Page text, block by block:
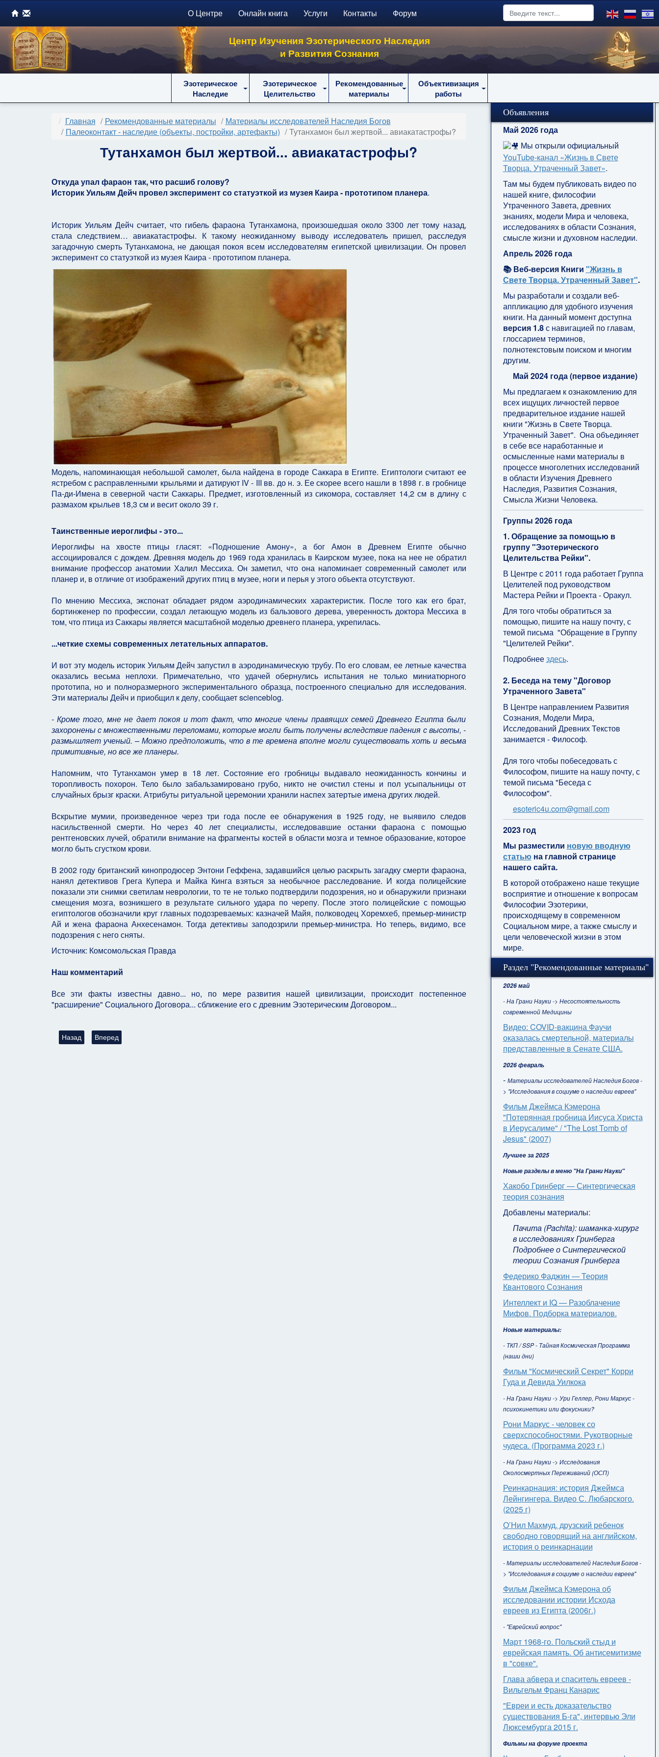
О Центре Онлайн книга Услуги Контакты Форум
Центр Изучения Эзотерического Наследия
и Развития Сознания
Эзотерическое
Наследие
Эзотерическое
Целительство
Рекомендованные
материалы
Объективизация
работы
Главная Рекомендованные материалы
Материалы исследователей Наследия Богов
Палеоконтакт - наследие (объекты, постройки, артефакты)
Тутанхамон был жертвой... авиакатастрофы?
Тутанхамон был жертвой... авиакатастрофы?
Откуда упал фараон так, что расшиб голову?
Историк Уильям Дейч провел эксперимент со статуэткой из музея Каира - прототипом планера.
Историк Уильям Дейч считает, что гибель фараона Тутанхамона, произошедшая около 3300 лет тому назад,
стала следствием… авиакатастрофы. К такому неожиданному выводу исследователь пришел, расследуя
загадочную смерть Тутанхамона, не дающая покоя всем исследователям египетской цивилизации. Он провел
эксперимент со статуэткой из музея Каира - прототипом планера.
Модель, напоминающая небольшой самолет, была найдена в городе Саккара в Египте. Египтологи считают ее
ястребом с расправленными крыльями и датируют IV - III вв. до н. э. Ее скорее всего нашли в 1898 г. в гробнице
Па-ди-Имена в северной части Саккары. Предмет, изготовленный из сикомора, составляет 14,2 см в длину с
размахом крыльев 18,3 см и весит около 39 г.
Таинственные иероглифы - это...
Иероглифы на хвосте птицы гласят: «Подношение Амону», а бог Амон в Древнем Египте обычно
ассоциировался с дождем. Древняя модель до 1969 года хранилась в Каирском музее, пока на нее не обратил
внимание профессор анатомии Халил Мессиха. Он заметил, что она напоминает современный самолет или
планер и, в отличие от изображений других птиц в музее, ноги и перья у этого объекта отсутствуют.
По мнению Мессиха, экспонат обладает рядом аэродинамических характеристик. После того как его брат,
бортинженер по профессии, создал летающую модель из бальзового дерева, уверенность доктора Мессиха в
том, что птица из Саккары является масштабной моделью древнего планера, укрепилась.
...четкие схемы современных летательных аппаратов.
И вот эту модель историк Уильям Дейч запустил в аэродинамическую трубу. По его словам, ее летные качества
оказались весьма неплохи. Примечательно, что удачей обернулись испытания не только миниатюрного
прототипа, но и полноразмерного экспериментального образца, построенного специально для исследования.
Эти материалы Дейч и приобщил к делу, сообщает scienceblog.
- Кроме того, мне не дает покоя и тот факт, что многие члены правящих семей Древнего Египта были
захоронены с множественными переломами, которые могли быть получены вследствие падения с высоты, -
размышляет ученый. – Можно предположить, что в те времена вполне могли существовать хоть и весьма
примитивные, но все же планеры.
Напомним, что Тутанхамон умер в 18 лет. Состояние его гробницы выдавало неожиданность кончины и
торопливость похорон. Тело было забальзамировано грубо, никто не очистил стены и пол усыпальницы от
случайных брызг краски. Атрибуты ритуальной церемонии хранили наспех затертые имена других людей.
Вскрытие мумии, произведенное через три года после ее обнаружения в 1925 году, не выявило следов
насильственной смерти. Но через 40 лет специалисты, исследовавшие останки фараона с помощью
рентгеновских лучей, обратили внимание на фрагменты костей в области мозга и темное образование, которое
могло быть сгустком крови.
В 2002 году британский кинопродюсер Энтони Геффена, задавшийся целью раскрыть загадку смерти фараона,
нанял детективов Грега Купера и Майка Кинга взяться за необычное расследование. И когда полицейские
показали эти снимки светилам неврологии, то те не только подтвердили подозрения, но и обнаружили признаки
смещения мозга, возникшего в результате сильного удара по черепу. После этого полицейские с помощью
египтологов обозначили круг главных подозреваемых: казначей Майя, полководец Хоремхеб, премьер-министр
Ай и жена фараона Анхесенамон. Тогда детективы заподозрили премьер-министра. Но теперь, видимо, все
подозрения с него сняты.
Источник: Комсомольская Правда
Наш комментарий
Все эти факты известны давно... но, по мере развития нашей цивилизации, происходит постепенное
"расширение" Социального Договора... сближение его с древним Эзотерическим Договором...
Предыдущий: Тайна строительства пирамиды Хеопса раскрыта?
Назад Следующий: Памятник времен палеолита был танцплощадкой?
Вперед
Объявления
Май 2026 года
Мы открыли официальный
YouTube‑канал «Жизнь в Свете
Творца. Утраченный Завет».
Там мы будем публиковать видео по
нашей книге, философии
Утраченного Завета, древних
знаниях, модели Мира и человека,
исследованиях в области Сознания,
смысле жизни и духовном наследии.
Апрель 2026 года
📚 Веб-версия Книги "Жизнь в
Свете Творца. Утраченный Завет".
Мы разработали и создали веб-
аппликацию для удобного изучения
книги. На данный момент доступна
версия 1.8с навигацией по главам,
глоссарием терминов,
полнотекстовым поиском и многим
другим.
Май 2024 года (первое издание)
Мы предлагаем к ознакомлению для
всех ищущих личностей первое
предварительное издание нашей
книги "Жизнь в Свете Творца.
Утраченный Завет". Она объединяет
в себе все наработанные и
осмысленные нами материалы в
процессе многолетних исследований
в области Изучения Древнего
Наследия, Развития Сознания,
Смысла Жизни Человека.
Группы 2026 года
1. Обращение за помощью в
группу "Эзотерического
Целительства Рейки".
В Центре с 2011 года работает Группа
Целителей под руководством
Мастера Рейки и Проекта - Оракул.
Для того чтобы обратиться за
помощью, пишите на нашу почту, с
темой письма "Обращение в Группу
"Целителей Рейки".
Подробнеездесь.
2. Беседа на тему "Договор
Утраченного Завета"
В Центре направлением Развития
Сознания, Модели Мира,
Исследований Древних Текстов
занимается - Философ.
Для того чтобы побеседовать с
Философом, пишите на нашу почту, с
темой письма "Беседа с
Философом".
esoteric4u.com@gmail.com
2023 год
Мы разместили новую вводную
статью на главной странице
нашего сайта.
В которой отображено наше текущие
восприятие и отношение к вопросам
Философии Эзотерики,
происходящему в современном
Социальном мире, а также смыслу и
цели человеческой жизни в этом
мире.
Раздел "Рекомендованные материалы"
2026 май
- На Грани Науки -> Несостоятельность
современной Медицины
Видео: COVID-вакцина Фаучи
оказалась смертельной, материалы
представленные в Сенате США.
2026 февраль
- Материалы исследователей Наследия Богов -
> "Исследования в социуме о наследии евреев"
Фильм Джеймса Кэмерона
"Потерянная гробница Иисуса Христа
в Иерусалиме" / "The Lost Tomb of
Jesus" (2007)
Лучшее за 2025
Новые разделы в меню "На Грани Науки"
Хакобо Гринберг — Синтергическая
теория сознания
Добавлены материалы:
Пачита (Pachita): шаманка-хирург
в исследованиях Гринберга
Подробнее о Синтергической
теории Сознания Гринберга
Федерико Фаджин — Теория
Квантового Сознания
Интеллект и IQ — Разоблачение
Мифов. Подборка материалов.
Новые материалы:
- ТКП / SSP - Тайная Космическая Программа
(наши дни)
Фильм "Космический Секрет" Корри
Гуда и Девида Уилкока
- На Грани Науки -> Ури Геллер, Рони Маркус -
психокинетики или фокусники?
Рони Маркус - человек со
сверхспособностями. Рукотворные
чудеса. (Программа 2023 г.)
- На Грани Науки -> Исследования
Околосмертных Переживаний (ОСП)
Реинкарнация: история Джеймса
Лейнгингера. Видео С. Любарского.
(2025 г)
О’Нил Махмуд, друзский ребенок
свободно говорящий на английском,
история о реинкарнации
- Материалы исследователей Наследия Богов -
> "Исследования в социуме о наследии евреев"
Фильм Джеймса Кэмерона об
исследовании истории Исхода
евреев из Египта (2006г.)
- "Еврейский вопрос"
Март 1968-го. Польский стыд и
еврейская память. Об антисемитизме
в "совке".
Глава абвера и спаситель евреев -
Вильгельм Франц Канарис
"Евреи и есть доказательство
существования Б-га", интервью Эли
Люксембурга 2015 г.
Фильмы на форуме проекта